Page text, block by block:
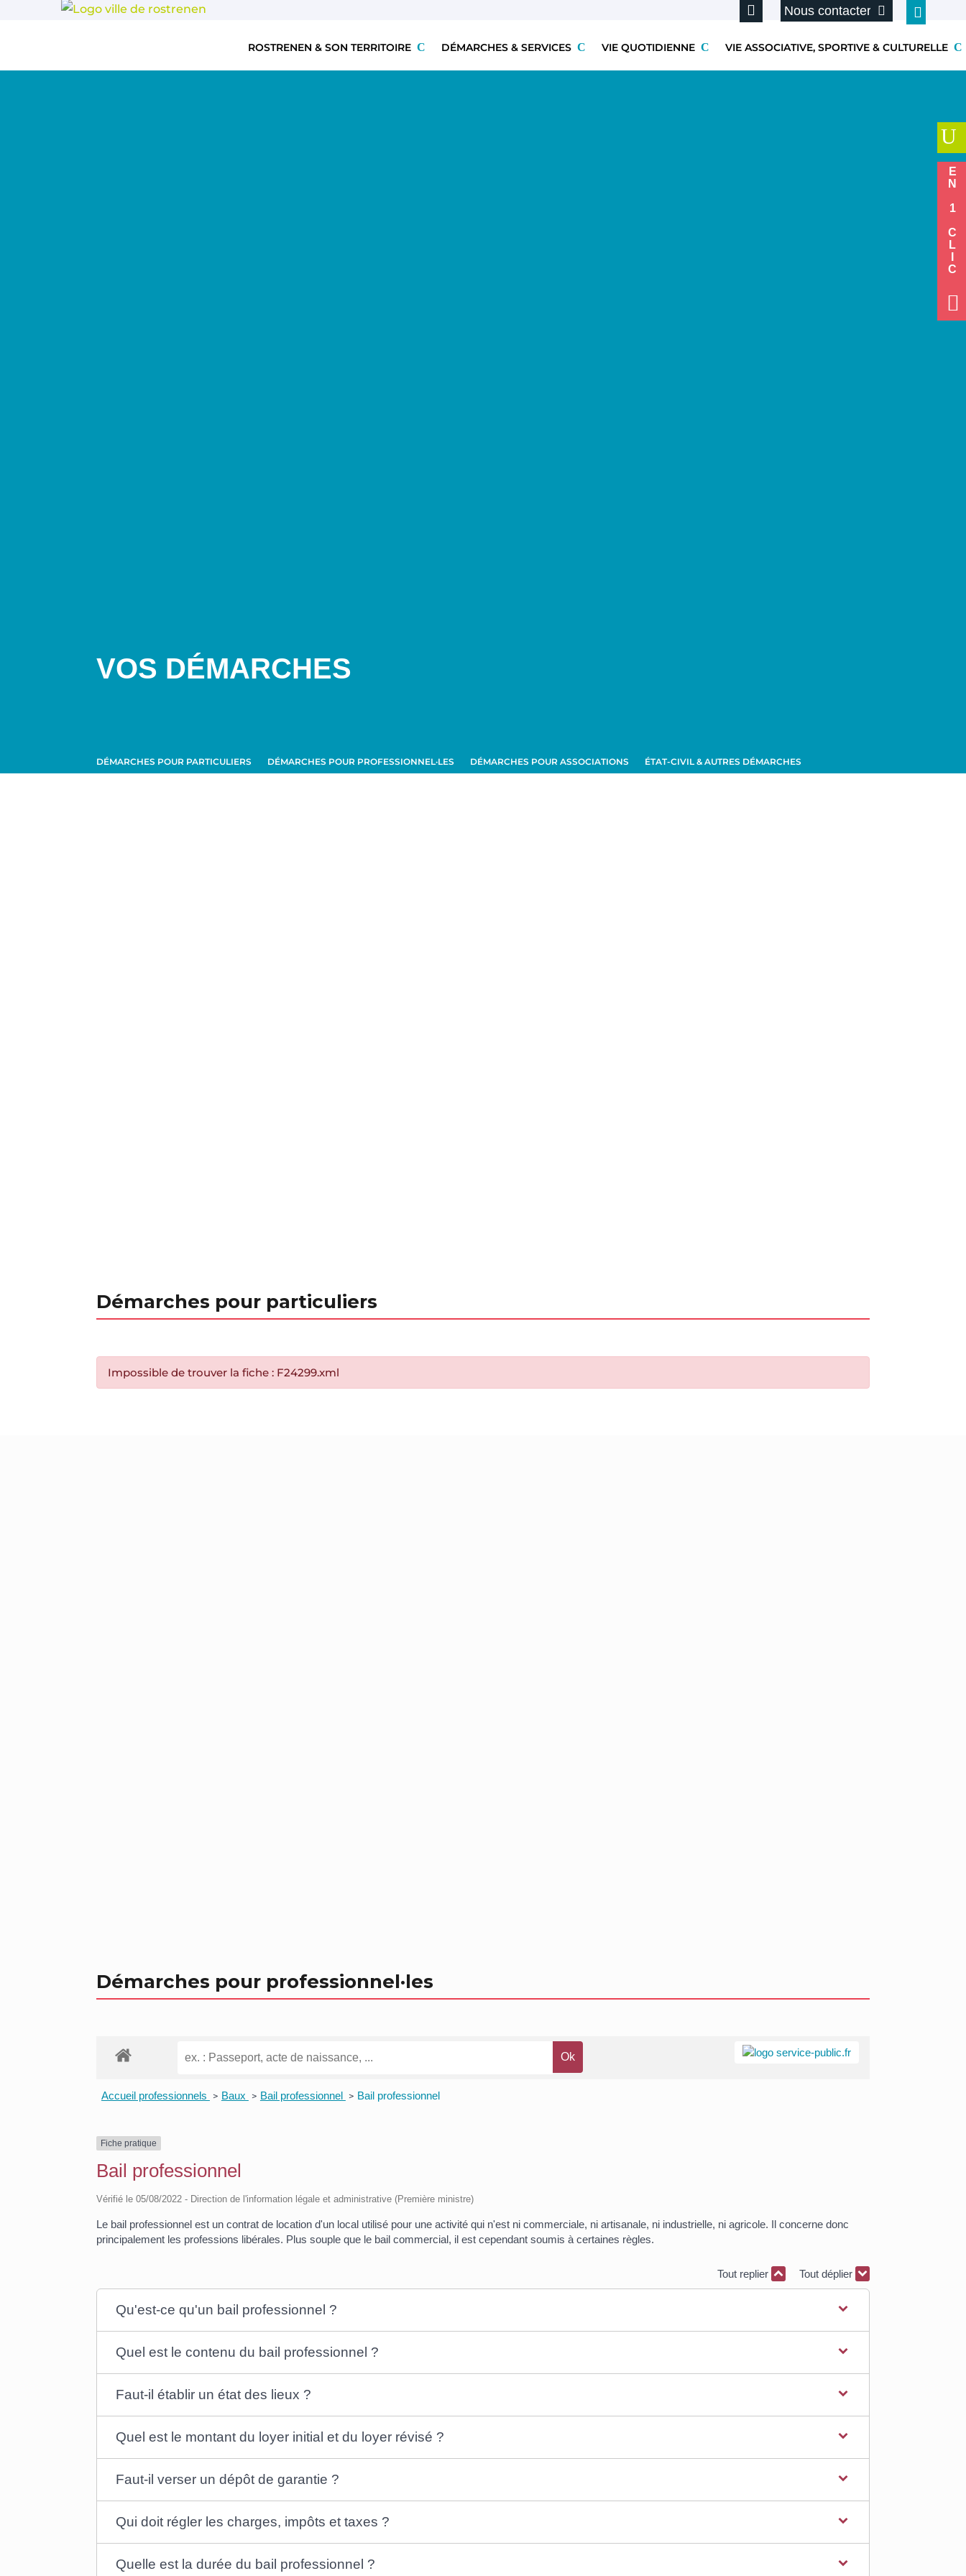
Nous contacter
ROSTRENEN & SON TERRITOIRE DÉMARCHES & SERVICES VIE QUOTIDIENNE VIE ASSOCIATIVE, SPORTIVE & CULTURELLE
VOS DÉMARCHES
DÉMARCHES POUR PARTICULIERS DÉMARCHES POUR PROFESSIONNEL·LES DÉMARCHES POUR ASSOCIATIONS ÉTAT-CIVIL & AUTRES DÉMARCHES
Démarches pour particuliers
Impossible de trouver la fiche : F24299.xml
Démarches pour professionnel·les
Accueil professionnels > Baux > Bail professionnel > Bail professionnel
Fiche pratique
Bail professionnel
Vérifié le 05/08/2022 - Direction de l'information légale et administrative (Première ministre)
Le bail professionnel est un contrat de location d'un local utilisé pour une activité qui n'est ni commerciale, ni artisanale, ni industrielle, ni agricole. Il concerne donc
principalement les professions libérales. Plus souple que le bail commercial, il est cependant soumis à certaines règles.
Tout replier Tout déplier
Qu'est-ce qu'un bail professionnel ?
Quel est le contenu du bail professionnel ?
Faut-il établir un état des lieux ?
Quel est le montant du loyer initial et du loyer révisé ?
Faut-il verser un dépôt de garantie ?
Qui doit régler les charges, impôts et taxes ?
Quelle est la durée du bail professionnel ?
U
EN 1 CLIC
